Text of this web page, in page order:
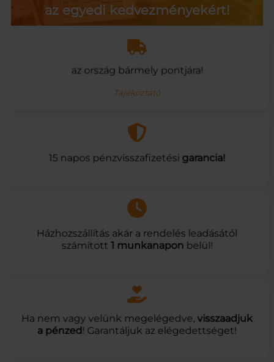
az egyedi kedvezményekért!
az ország bármely pontjára!
Tájékoztató
15 napos pénzvisszafizetési garancia!
Házhozszállítás akár a rendelés leadásától
számított1 munkanaponbelül!
Ha nem vagy velünk megelégedve, visszaadjuk
a pénzed! Garantáljuk az elégedettséget!